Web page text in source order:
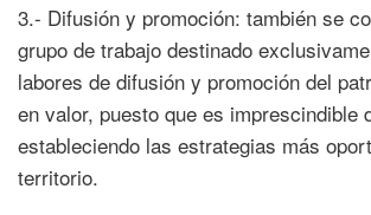
3.- Difusión y promoción: también se
grupo de trabajo destinado
labores de difusión y promoción del
en valor, puesto que es imprescindible
estableciendo las estrategias más
territorio.